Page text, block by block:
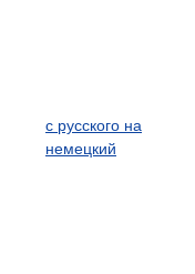
с русского на
немецкий